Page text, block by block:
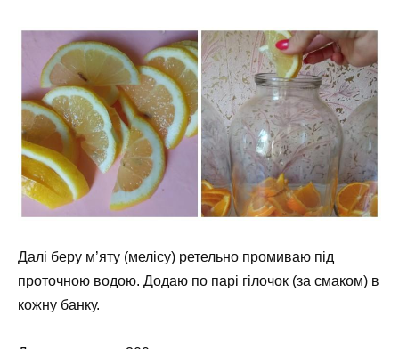
Далі беру м’яту (мелісу) ретельно промиваю під
проточною водою. Додаю по парі гілочок (за смаком) в
кожну банку.